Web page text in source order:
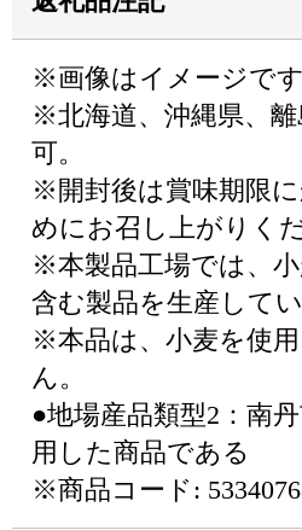
※画像はイメージです
※北海道、沖縄県、
可。
※開封後は賞味期限
めにお召し上がりくだ
※本製品工場では、
含む製品を生産してい
※本品は、小麦を使
ん。
●地場産品類型2：南
用した商品である
※商品コード: